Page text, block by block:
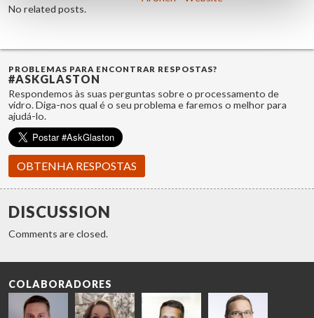
No related posts.
PROBLEMAS PARA ENCONTRAR RESPOSTAS?
#ASKGLASTON
Respondemos às suas perguntas sobre o processamento de
vidro. Diga-nos qual é o seu problema e faremos o melhor para
ajudá-lo.
OBTENHA RESPOSTAS
DISCUSSION
Comments are closed.
COLABORADORES